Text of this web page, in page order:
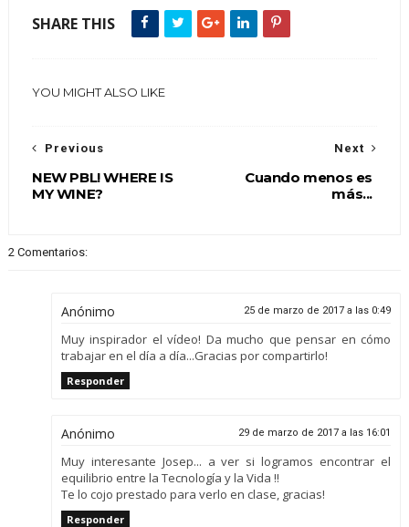
SHARE THIS
YOU MIGHT ALSO LIKE
Next
Cuando menos es
más...
Previous
NEW PBL! WHERE IS
MY WINE?
2 Comentarios:
Anónimo 25 de marzo de 2017 a las 0:49
Muy inspirador el vídeo! Da mucho que pensar en cómo
trabajar en el día a día...Gracias por compartirlo!
Responder
Anónimo 29 de marzo de 2017 a las 16:01
Muy interesante Josep... a ver si logramos encontrar el
equilibrio entre la Tecnología y la Vida !!
Te lo cojo prestado para verlo en clase, gracias!
Responder